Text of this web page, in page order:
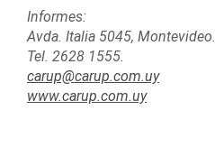
Informes:
Avda. Italia 5045, Montevideo.
Tel. 2628 1555.
carup@carup.com.uy
www.carup.com.uy